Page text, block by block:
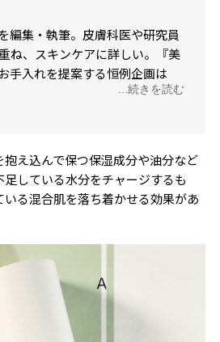
編集・執筆。皮膚科医や研究員
ね、スキンケアに詳しい。『美
手入れを提案する恒例企画は
...続きを読む
え込んで保つ保湿成分や油分など
している水分をチャージするも
る混合肌を落ち着かせる効果があ